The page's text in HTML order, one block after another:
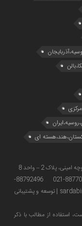
ای
| کدپستی: 1434734368 | تلفن: 88770586-021 88792496-
توسعه و پشتیبانی
استفاده از مطالب با ذكر